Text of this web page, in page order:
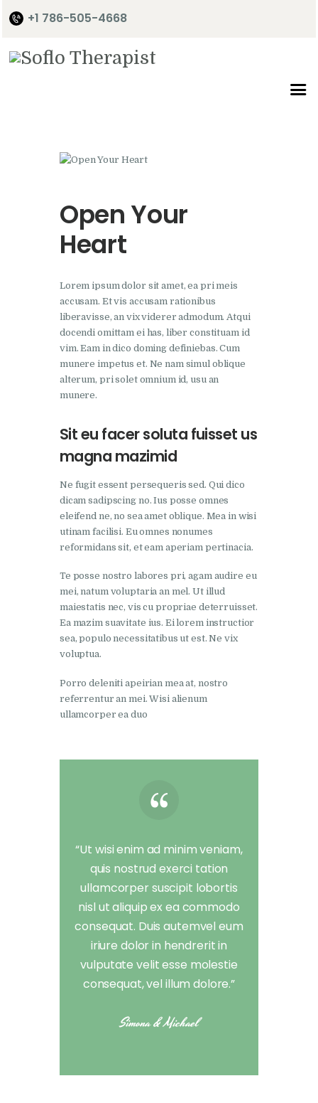
+1 786-505-4668
Contact Me
Open Your
Heart
Lorem ipsum dolor sit amet, ea pri meis
accusam. Et vis accusam rationibus
liberavisse, an vix viderer admodum. Atqui
docendi omittam ei has, liber constituam id
vim. Eam in dico doming definiebas. Cum
munere impetus et. Ne nam simul oblique
alterum, pri solet omnium id, usu an
munere.
Sit eu facer soluta fuisset us
magna mazimid
Ne fugit essent persequeris sed. Qui dico
dicam sadipscing no. Ius posse omnes
eleifend ne, no sea amet oblique. Mea in wisi
utinam facilisi. Eu omnes nonumes
reformidans sit, et eam aperiam pertinacia.
Te posse nostro labores pri, agam audire eu
mei, natum voluptaria an mel. Ut illud
maiestatis nec, vis cu propriae deterruisset.
Ea mazim suavitate ius. Ei lorem instructior
sea, populo necessitatibus ut est. Ne vix
voluptua.
Porro deleniti apeirian mea at, nostro
referrentur an mei. Wisi alienum
ullamcorper ea duo
“Ut wisi enim ad minim veniam,
quis nostrud exerci tation
ullamcorper suscipit lobortis
nisl ut aliquip ex ea commodo
consequat. Duis autemvel eum
iriure dolor in hendrerit in
vulputate velit esse molestie
consequat, vel illum dolore.”
Simona & Michael